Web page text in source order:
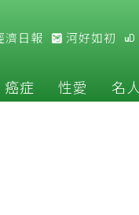
濟日報 河好如初
癌症 性愛 名人